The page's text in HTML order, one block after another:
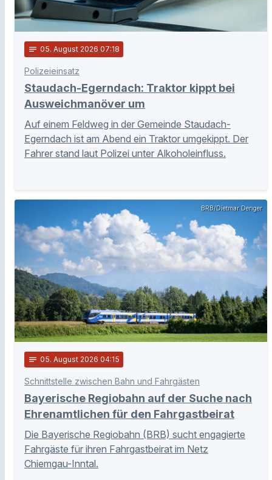
notes 05. August 2026 07:18
Polizeieinsatz
Staudach-Egerndach: Traktor kippt bei
Ausweichmanöver um
Auf einem Feldweg in der Gemeinde Staudach-
Egerndach ist am Abend ein Traktor umgekippt. Der
Fahrer stand laut Polizei unter Alkoholeinfluss.
BRB/Dietmar Denger
notes 05. August 2026 04:15
Schnittstelle zwischen Bahn und Fahrgästen
Bayerische Regiobahn auf der Suche nach
Ehrenamtlichen für den Fahrgastbeirat
Die Bayerische Regiobahn (BRB) sucht engagierte
Fahrgäste für ihren Fahrgastbeirat im Netz
Chiemgau-Inntal.